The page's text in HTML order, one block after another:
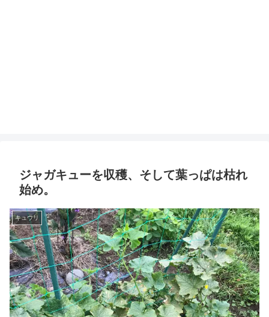
ジャガキューを収穫、そして葉っぱは枯れ
始め。
キュウリ